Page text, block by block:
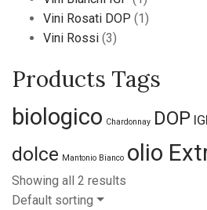
Vini Rosati DOP (1)
Vini Rossi (3)
Products Tags
biologico Chardonnay DOP
dolce Mantonio Bianco olio
Showing all 2 results
Default sorting